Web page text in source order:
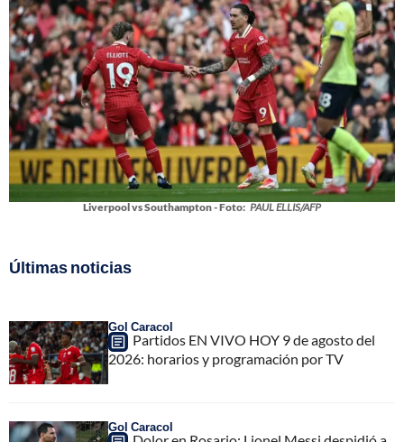
Liverpool vs Southampton - Foto: PAUL ELLIS/AFP
Últimas noticias
Gol Caracol
Partidos EN VIVO HOY 9 de agosto del
2026: horarios y programación por TV
Gol Caracol